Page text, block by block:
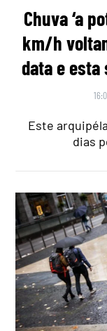
Chuva ‘a
km/h
data e esta
Este
dias